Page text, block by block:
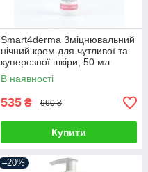
Smart4derma Зміцнювальний
нічний крем для чутливої та
куперозної шкіри, 50 мл
В наявності
535 ₴ 660 ₴
Купити
–20%